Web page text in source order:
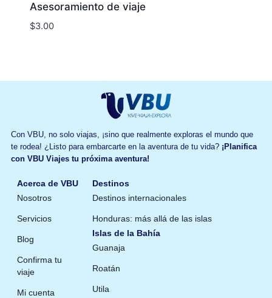
Asesoramiento de viaje
$3.00
Con VBU, no solo viajas, ¡sino que realmente exploras el mundo que
te rodea! ¿Listo para embarcarte en la aventura de tu vida? ¡Planifica
con VBU Viajes tu próxima aventura!
Acerca de VBU
Nosotros
Servicios
Blog
Confirma tu
viaje
Mi cuenta
Destinos
Destinos internacionales
Honduras: más allá de las islas
Islas de la Bahía
Guanaja
Roatán
Utila